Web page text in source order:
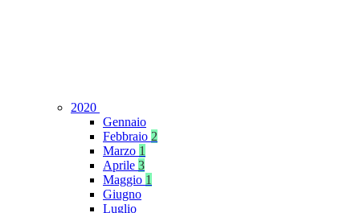
2020
Gennaio
Febbraio 2
Marzo 1
Aprile 3
Maggio 1
Giugno
Luglio